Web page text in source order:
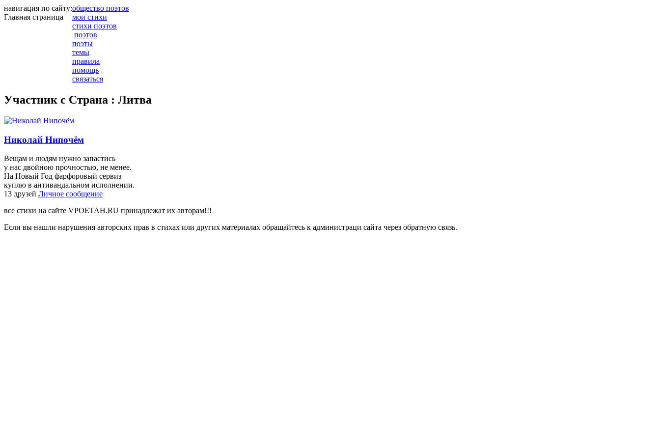
навигация по сайту:
Главная страница
общество поэтов
мои стихи
стихи поэтов
поэтов
поэты
темы
правила
помощь
связаться
Участник с Страна : Литва
Николай Нипочём
Вещам и людям нужно запастись
у нас двойною прочностью, не менее.
На Новый Год фарфоровый сервиз
куплю в антивандальном исполнении.
13 друзей Личное сообщение
все стихи на сайте VPOETAH.RU принадлежат их авторам!!!
Если вы нашли нарушения авторских прав в стихах или других материалах обращайтесь к администраци сайта через обратную связь.